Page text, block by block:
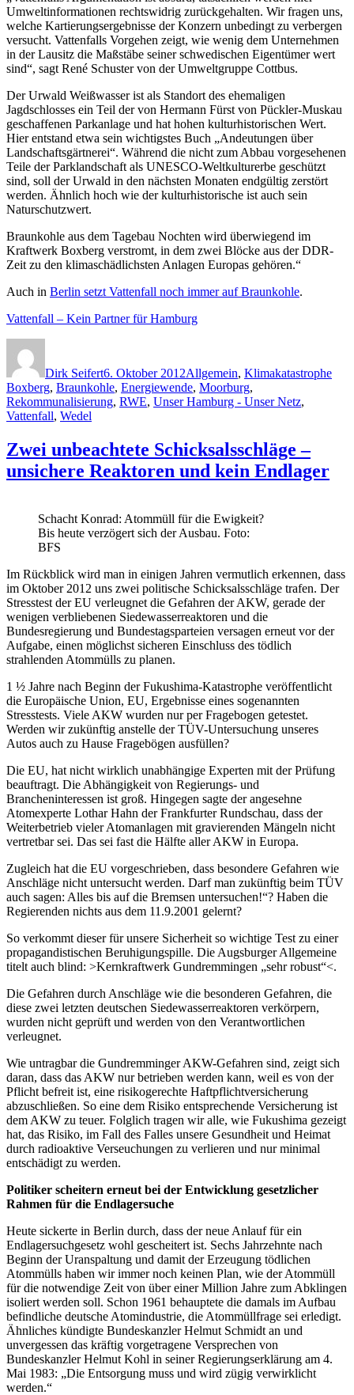
Umweltinformationen rechtswidrig zurückgehalten. Wir fragen uns,
welche Kartierungsergebnisse der Konzern unbedingt zu verbergen
versucht. Vattenfalls Vorgehen zeigt, wie wenig dem Unternehmen
in der Lausitz die Maßstäbe seiner schwedischen Eigentümer wert
sind“, sagt René Schuster von der Umweltgruppe Cottbus.
Der Urwald Weißwasser ist als Standort des ehemaligen
Jagdschlosses ein Teil der von Hermann Fürst von Pückler-Muskau
geschaffenen Parkanlage und hat hohen kulturhistorischen Wert.
Hier entstand etwa sein wichtigstes Buch „Andeutungen über
Landschaftsgärtnerei“. Während die nicht zum Abbau vorgesehenen
Teile der Parklandschaft als UNESCO-Weltkulturerbe geschützt
sind, soll der Urwald in den nächsten Monaten endgültig zerstört
werden. Ähnlich hoch wie der kulturhistorische ist auch sein
Naturschutzwert.
Braunkohle aus dem Tagebau Nochten wird überwiegend im
Kraftwerk Boxberg verstromt, in dem zwei Blöcke aus der DDR-
Zeit zu den klimaschädlichsten Anlagen Europas gehören.“
Auch in Berlin setzt Vattenfall noch immer auf Braunkohle.
Vattenfall – Kein Partner für Hamburg
Dirk Seifert6. Oktober 2012Allgemein, Klimakatastrophe
Boxberg, Braunkohle, Energiewende, Moorburg,
Rekommunalisierung, RWE, Unser Hamburg - Unser Netz,
Vattenfall, Wedel
Zwei unbeachtete Schicksalsschläge –
unsichere Reaktoren und kein Endlager
Schacht Konrad: Atommüll für die Ewigkeit?
Bis heute verzögert sich der Ausbau. Foto:
BFS
Im Rückblick wird man in einigen Jahren vermutlich erkennen, dass
im Oktober 2012 uns zwei politische Schicksalsschläge trafen. Der
Stresstest der EU verleugnet die Gefahren der AKW, gerade der
wenigen verbliebenen Siedewasserreaktoren und die
Bundesregierung und Bundestagsparteien versagen erneut vor der
Aufgabe, einen möglichst sicheren Einschluss des tödlich
strahlenden Atommülls zu planen.
1 ½ Jahre nach Beginn der Fukushima-Katastrophe veröffentlicht
die Europäische Union, EU, Ergebnisse eines sogenannten
Stresstests. Viele AKW wurden nur per Fragebogen getestet.
Werden wir zukünftig anstelle der TÜV-Untersuchung unseres
Autos auch zu Hause Fragebögen ausfüllen?
Die EU, hat nicht wirklich unabhängige Experten mit der Prüfung
beauftragt. Die Abhängigkeit von Regierungs- und
Brancheninteressen ist groß. Hingegen sagte der angesehne
Atomexperte Lothar Hahn der Frankfurter Rundschau, dass der
Weiterbetrieb vieler Atomanlagen mit gravierenden Mängeln nicht
vertretbar sei. Das sei fast die Hälfte aller AKW in Europa.
Zugleich hat die EU vorgeschrieben, dass besondere Gefahren wie
Anschläge nicht untersucht werden. Darf man zukünftig beim TÜV
auch sagen: Alles bis auf die Bremsen untersuchen!“? Haben die
Regierenden nichts aus dem 11.9.2001 gelernt?
So verkommt dieser für unsere Sicherheit so wichtige Test zu einer
propagandistischen Beruhigungspille. Die Augsburger Allgemeine
titelt auch blind: >Kernkraftwerk Gundremmingen „sehr robust“<.
Die Gefahren durch Anschläge wie die besonderen Gefahren, die
diese zwei letzten deutschen Siedewasserreaktoren verkörpern,
wurden nicht geprüft und werden von den Verantwortlichen
verleugnet.
Wie untragbar die Gundremminger AKW-Gefahren sind, zeigt sich
daran, dass das AKW nur betrieben werden kann, weil es von der
Pflicht befreit ist, eine risikogerechte Haftpflichtversicherung
abzuschließen. So eine dem Risiko entsprechende Versicherung ist
dem AKW zu teuer. Folglich tragen wir alle, wie Fukushima gezeigt
hat, das Risiko, im Fall des Falles unsere Gesundheit und Heimat
durch radioaktive Verseuchungen zu verlieren und nur minimal
entschädigt zu werden.
Politiker scheitern erneut bei der Entwicklung gesetzlicher
Rahmen für die Endlagersuche
Heute sickerte in Berlin durch, dass der neue Anlauf für ein
Endlagersuchgesetz wohl gescheitert ist. Sechs Jahrzehnte nach
Beginn der Uranspaltung und damit der Erzeugung tödlichen
Atommülls haben wir immer noch keinen Plan, wie der Atommüll
für die notwendige Zeit von über einer Million Jahre zum Abklingen
isoliert werden soll. Schon 1961 behauptete die damals im Aufbau
befindliche deutsche Atomindustrie, die Atommüllfrage sei erledigt.
Ähnliches kündigte Bundeskanzler Helmut Schmidt an und
unvergessen das kräftig vorgetragene Versprechen von
Bundeskanzler Helmut Kohl in seiner Regierungserklärung am 4.
Mai 1983: „Die Entsorgung muss und wird zügig verwirklicht
werden.“